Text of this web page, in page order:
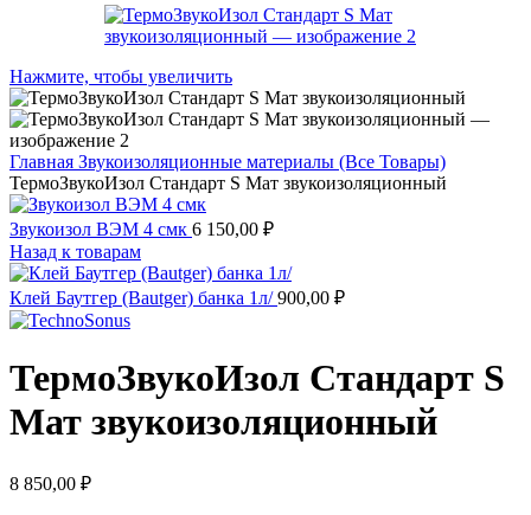
Нажмите, чтобы увеличить
Главная Звукоизоляционные материалы (Все Товары)
ТермоЗвукоИзол Стандарт S Мат звукоизоляционный
Звукоизол ВЭМ 4 смк 6 150,00 ₽
Назад к товарам
Клей Баутгер (Bautger) банка 1л/900,00 ₽
ТермоЗвукоИзол Стандарт S
Мат звукоизоляционный
8 850,00 ₽